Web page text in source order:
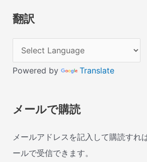
翻訳
Powered by Translate
メールで購読
メールアドレスを記入して購読すれ
ールで受信できます。